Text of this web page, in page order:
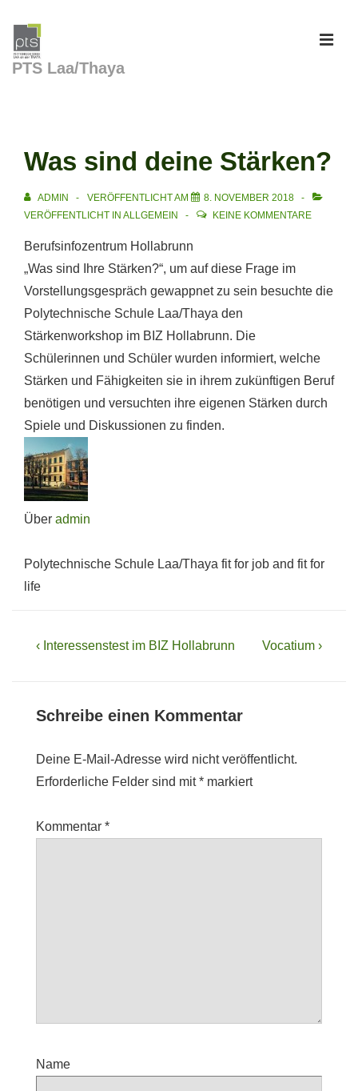
Inhalt
PTS Laa/Thaya
Was sind deine Stärken?
ADMIN VERÖFFENTLICHT AM
8. NOVEMBER 2018
VERÖFFENTLICHT IN ALLGEMEIN KEINE KOMMENTARE
Berufsinfozentrum Hollabrunn
„Was sind Ihre Stärken?“, um auf diese Frage im
Vorstellungsgespräch gewappnet zu sein besuchte die
Polytechnische Schule Laa/Thaya den
Stärkenworkshop im BIZ Hollabrunn. Die
Schülerinnen und Schüler wurden informiert, welche
Stärken und Fähigkeiten sie in ihrem zukünftigen Beruf
benötigen und versuchten ihre eigenen Stärken durch
Spiele und Diskussionen zu finden.
Über admin
Polytechnische Schule Laa/Thaya fit for job and fit for
life
Beitragsnavigation
Vorheriger
‹ Interessenstest im BIZ Hollabrunn
Nächster
Vocatium ›
Schreibe einen Kommentar
Deine E-Mail-Adresse wird nicht veröffentlicht.
Erforderliche Felder sind mit* markiert
Kommentar *
Name